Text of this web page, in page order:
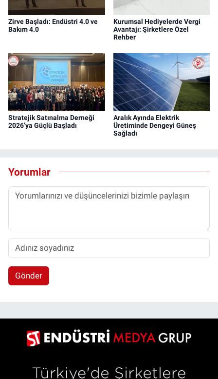
Zirve Başladı: Endüstri 4.0 ve
Bakım 4.0
Kurumsal Hediyelerde Vergi
Avantajı: Şirketlere Özel
Rehber
Stratejik Satınalma Derneği
2026’ya Güçlü Başladı
Aralık Ayında Elektrik
Üretiminde Dengeyi Güneş
Sağladı
Yorumlar
Gönder